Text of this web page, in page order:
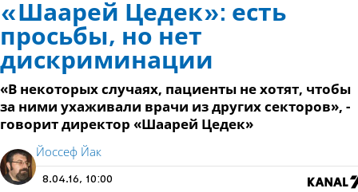
«Шаарей Цедек»: есть
просьбы, но нет
дискриминации
«В некоторых случаях, пациенты не хотят, чтобы
за ними ухаживали врачи из других секторов», -
говорит директор «Шаарей Цедек»
Йоссеф Йак
8.04.16, 10:00